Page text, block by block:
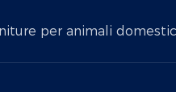
per animali